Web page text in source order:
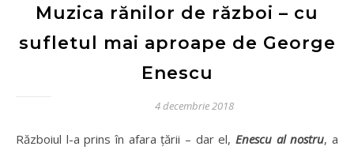
Muzica rănilor de război – cu
sufletul mai aproape de George
Enescu
4 decembrie 2018
Războiul l-a prins în afara țării – dar el, Enescu al nostru, a